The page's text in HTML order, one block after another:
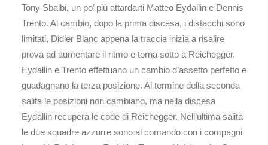
Tony Sbalbi, un po’ più attardarti Matteo Eydallin e Dennis
Trento. Al cambio, dopo la prima discesa, i distacchi sono
limitati, Didier Blanc appena la traccia inizia a risalire
prova ad aumentare il ritmo e torna sotto a Reichegger.
Eydallin e Trento effettuano un cambio d’assetto perfetto e
guadagnano la terza posizione. Al termine della seconda
salita le posizioni non cambiano, ma nella discesa
Eydallin recupera le code di Reichegger. Nell’ultima salita
le due squadre azzurre sono al comando con i compagni